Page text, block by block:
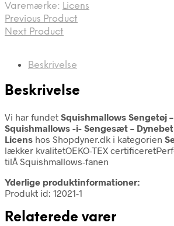
Varemærke: Licens
Previous Product
Next Product
Beskrivelse
Beskrivelse
Vi har fundet Squishmallows Sengetøj –
Squishmallows -i- Sengesæt –
Licens hos Shopdyner.dk i kategorien
lækker kvalitetOEKO-TEX
tilÂ Squishmallows-fanen
Yderlige produktinformationer:
Produkt id: 12021-1
Relaterede varer